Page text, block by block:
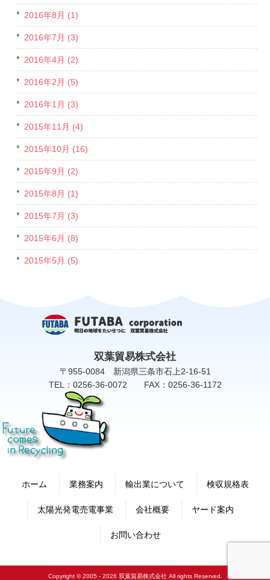
2016年8月 (1)
2016年7月 (3)
2016年4月 (2)
2016年2月 (5)
2016年1月 (3)
2015年11月 (4)
2015年10月 (16)
2015年9月 (2)
2015年8月 (1)
2015年7月 (3)
2015年6月 (8)
2015年5月 (5)
双葉貿易株式会社
〒955-0084 新潟県三条市石上2-16-51
TEL：0256-36-0072 FAX：0256-36-1172
ホーム 業務案内 輸出業について 検収規格表
太陽光発電売電事業 会社概要 ヤード案内
お問い合わせ
Copyright © 2005 - 2026 双葉貿易株式会社 All rights Reserved.